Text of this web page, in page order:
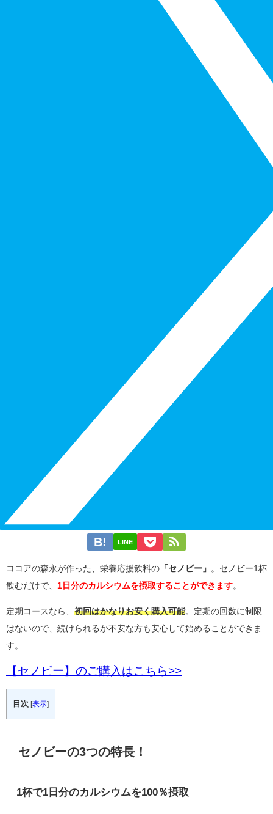
LINE
ココアの森永が作った、栄養応援飲料の 「セノビー」
。セノビー1杯
飲むだけで、 1日分のカルシウムを摂取することができます。
定期コースなら、 初回はかなりお安く購入可能。定期の回数に制限
はないので、続けられるか不安な方も安心して始めることができま
す。
【セノビー】のご購入はこちら>>
目次 表示
セノビーの3つの特長！
1杯で1日分のカルシウムを100％摂取